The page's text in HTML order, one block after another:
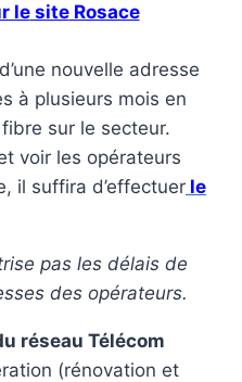
lesiteRosace
nouvelle adresse
à plusieurs mois en
sur le secteur.
voir les opérateurs
il suffira d’effectuer le
pas les délais de
des opérateurs.
réseau Télécom
(rénovation et